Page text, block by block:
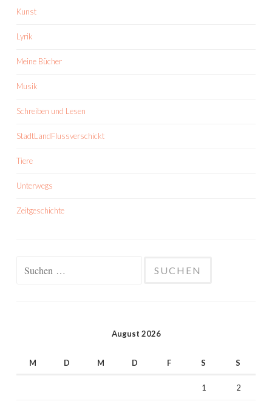
Kunst
Lyrik
Meine Bücher
Musik
Schreiben und Lesen
StadtLandFlussverschickt
Tiere
Unterwegs
Zeitgeschichte
August 2026
M D M D F S S
1 2